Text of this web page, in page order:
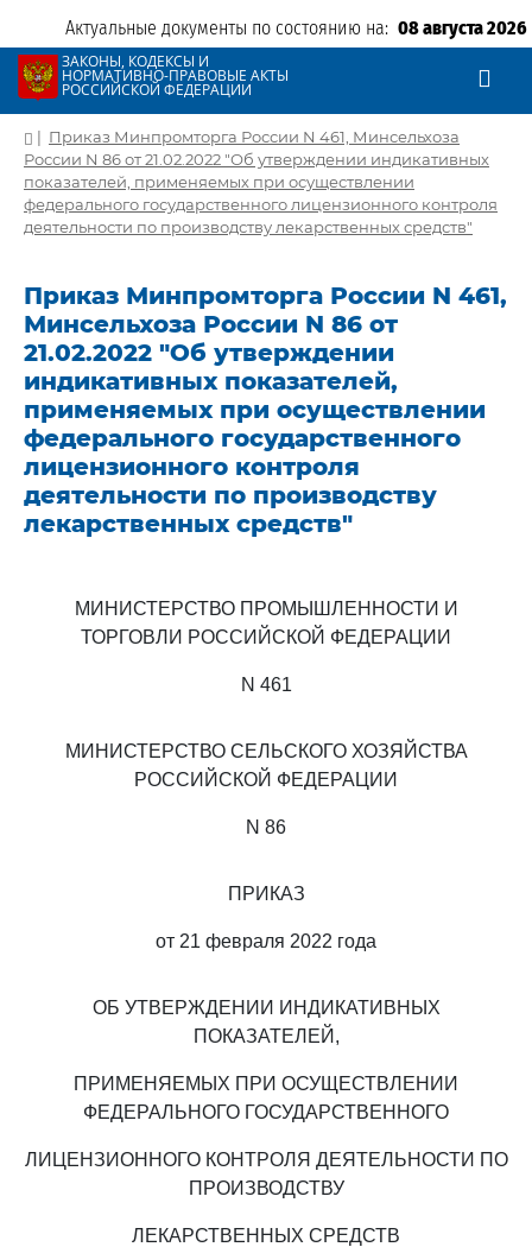
Актуальные документы по состоянию на: 08 августа 2026
ЗАКОНЫ, КОДЕКСЫ И
НОРМАТИВНО-ПРАВОВЫЕ АКТЫ
РОССИЙСКОЙ ФЕДЕРАЦИИ
| Приказ Минпромторга России N 461, Минсельхоза
России N 86 от 21.02.2022 "Об утверждении индикативных
показателей, применяемых при осуществлении
федерального государственного лицензионного контроля
деятельности по производству лекарственных средств"
Приказ Минпромторга России N 461,
Минсельхоза России N 86 от
21.02.2022 "Об утверждении
индикативных показателей,
применяемых при осуществлении
федерального государственного
лицензионного контроля
деятельности по производству
лекарственных средств"
МИНИСТЕРСТВО ПРОМЫШЛЕННОСТИ И
ТОРГОВЛИ РОССИЙСКОЙ ФЕДЕРАЦИИ
N 461
МИНИСТЕРСТВО СЕЛЬСКОГО ХОЗЯЙСТВА
РОССИЙСКОЙ ФЕДЕРАЦИИ
N 86
ПРИКАЗ
от 21 февраля 2022 года
ОБ УТВЕРЖДЕНИИ ИНДИКАТИВНЫХ
ПОКАЗАТЕЛЕЙ,
ПРИМЕНЯЕМЫХ ПРИ ОСУЩЕСТВЛЕНИИ
ФЕДЕРАЛЬНОГО ГОСУДАРСТВЕННОГО
ЛИЦЕНЗИОННОГО КОНТРОЛЯ ДЕЯТЕЛЬНОСТИ ПО
ПРОИЗВОДСТВУ
ЛЕКАРСТВЕННЫХ СРЕДСТВ